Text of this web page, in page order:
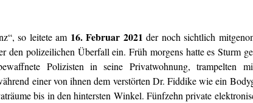
so leitete am16. Februar 2021 der noch sichtlich
den polizeilichen Überfall ein. Früh morgens hatte es Sturm
Polizisten in seine Privatwohnung, trampelten
einer von ihnen dem verstörten Dr. Fiddike wie ein
bis in den hintersten Winkel. Fünfzehn private